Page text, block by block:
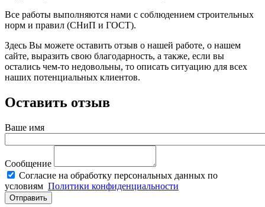
Все работы выполняются нами с соблюдением строительных
норм и правил (СНиП и ГОСТ).
Здесь Вы можете оставить отзыв о нашей работе, о нашем
сайте, выразить свою благодарность, а также, если вы
остались чем-то недовольны, то описать ситуацию для всех
наших потенциальных клиентов.
Оставить отзыв
Ваше имя
Сообщение
Согласие на обработку персональных данных по
условиям Политики конфиденциальности